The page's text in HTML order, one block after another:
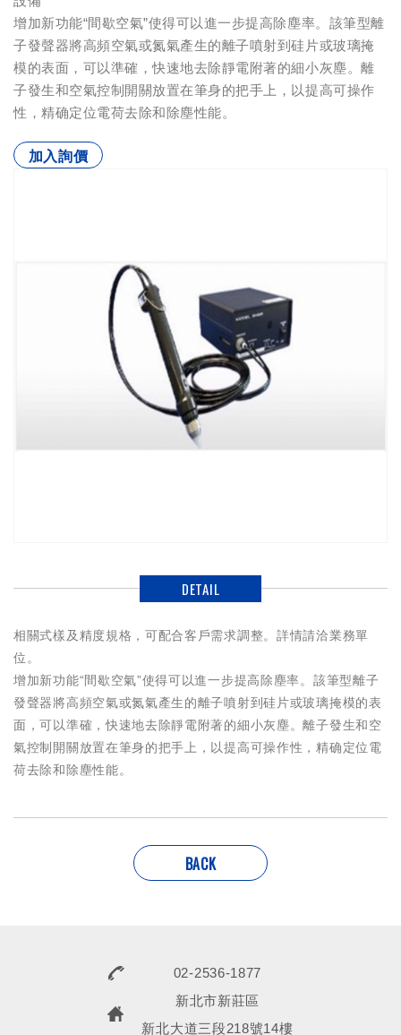
增加新功能“間歇空氣”使得可以進一步提高除塵率。該筆型離
子發聲器將高頻空氣或氮氣產生的離子噴射到硅片或玻璃掩
模的表面，可以準確，快速地去除靜電附著的細小灰塵。離
子發生和空氣控制開關放置在筆身的把手上，以提高可操作
性，精确定位電荷去除和除塵性能。
加入詢價
DETAIL
相關式樣及精度規格，可配合客戶需求調整。詳情請洽業務單
位。
增加新功能“間歇空氣”使得可以進一步提高除塵率。該筆型離子
發聲器將高頻空氣或氮氣產生的離子噴射到硅片或玻璃掩模的表
面，可以準確，快速地去除靜電附著的細小灰塵。離子發生和空
氣控制開關放置在筆身的把手上，以提高可操作性，精确定位電
荷去除和除塵性能。
BACK
02-2536-1877
新北市新莊區
新北大道三段218號14樓